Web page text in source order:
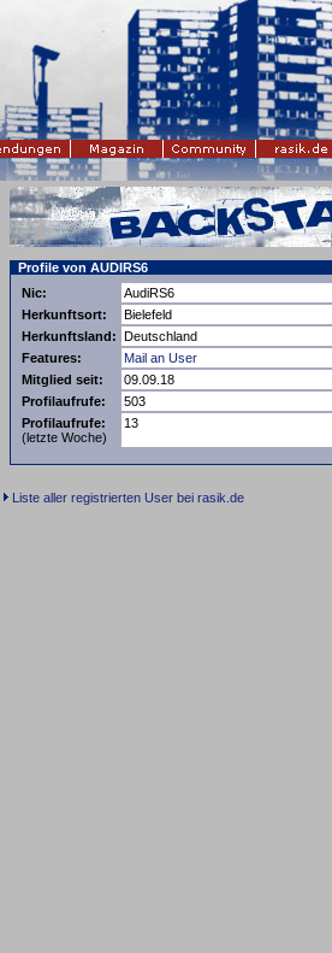
Profile von AUDIRS6
Nic:
AudiRS6
Herkunftsort:
Bielefeld
Herkunftsland: Deutschland
Features:
Mail an User
Mitglied seit:
09.09.18
Profilaufrufe:
503
Profilaufrufe:
(letzte Woche)
13
Liste aller registrierten User bei rasik.de